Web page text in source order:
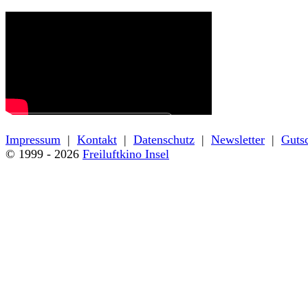
Impressum | Kontakt | Datenschutz | Newsletter |
© 1999 - 2026 Freiluftkino Insel